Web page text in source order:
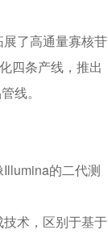
了高通量寡核苷
四条产线，推出
线。
的二代测
术，区别于基于